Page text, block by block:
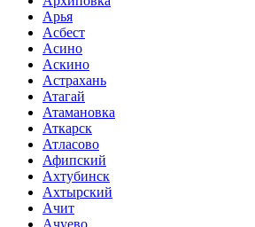
Арья
Асбест
Асино
Аскино
Астрахань
Атагай
Атамановка
Аткарск
Атласово
Афипский
Ахтубинск
Ахтырский
Ачит
Ачуево